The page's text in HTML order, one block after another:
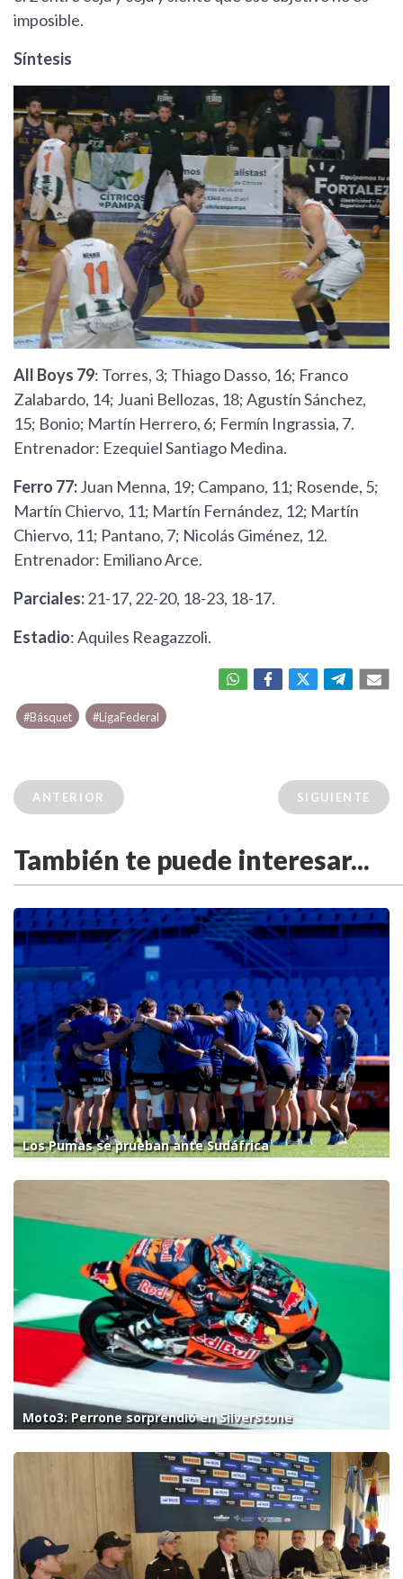
imposible.
Síntesis
All Boys 79: Torres, 3; Thiago Dasso, 16; Franco
Zalabardo, 14; Juani Bellozas, 18; Agustín Sánchez,
15; Bonio; Martín Herrero, 6; Fermín Ingrassia, 7.
Entrenador: Ezequiel Santiago Medina.
Ferro 77:Juan Menna, 19; Campano, 11; Rosende, 5;
Martín Chiervo, 11; Martín Fernández, 12; Martín
Chiervo, 11; Pantano, 7; Nicolás Giménez, 12.
Entrenador: Emiliano Arce.
Parciales:21-17, 22-20, 18-23, 18-17.
Estadio: Aquiles Reagazzoli.
#Básquet #LigaFederal
ANTERIOR SIGUIENTE
También te puede interesar...
Los Pumas se prueban ante Sudáfrica
Moto3: Perrone sorprendió en Silverstone